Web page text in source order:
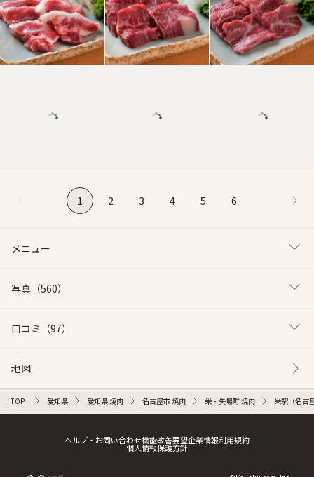
1 2 3 4 5 6
メニュー
写真 （560）
口コミ （97）
地図
TOP 愛知県 愛知県 焼肉 名古屋市 焼肉 栄・矢場町 焼肉 栄駅（名古
ヘルプ・お問い合わせ機能改善要望企業情報利用規約
個人情報保護方針